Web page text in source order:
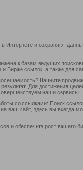
Интернете и сохраняют
к базам ведущих
Бирже ссылок, а также для
Начните
Для достижения
наши сервисы.
со ссылками: Поиск
ваш сайт, здесь вы всегда
и обеспечьте рост вашего